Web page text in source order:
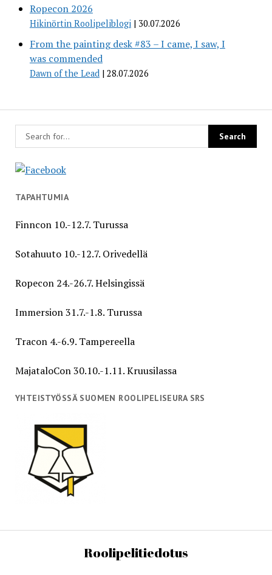
Ropecon 2026
Hikinörtin Roolipeliblogi 30.07.2026
From the painting desk #83 – I came, I saw, I
was commended
Dawn of the Lead 28.07.2026
TAPAHTUMIA
Finncon 10.-12.7. Turussa
Sotahuuto 10.-12.7. Orivedellä
Ropecon 24.-26.7. Helsingissä
Immersion 31.7.-1.8. Turussa
Tracon 4.-6.9. Tampereella
MajataloCon 30.10.-1.11. Kruusilassa
YHTEISTYÖSSÄ SUOMEN ROOLIPELISEURA SRS
Roolipelitiedotus